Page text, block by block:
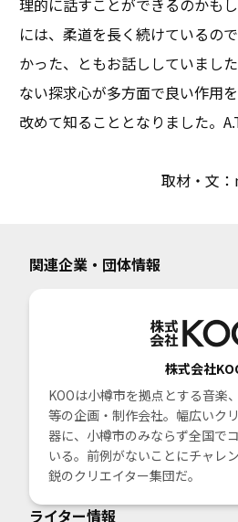
理的に話すことができるのかも
には、柔道を長く続けているの
かった、ともお話ししていまし
ない探求心が多方面で良い作用
改めて知ることとなりました。
取材・文
関連企業・団体情報
株式会社
KOOは小樽市を拠点とする音楽
等の企画・制作会社。幅広いク
器に、小樽市のみならず全国で
いる。前例がないことにチャレ
鋭のクリエイター集団だ。
ライター情報